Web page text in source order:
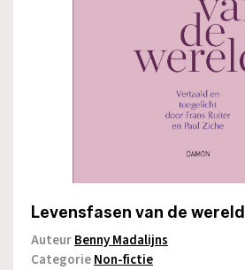
Levensfasen van de wereld
AuteurBenny Madalijns
CategorieNon-fictie